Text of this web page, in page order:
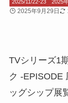
2025/11/22-23
2025
2025年9月29日
TVシリーズ1
ク -EPISODE
ッグシップ展